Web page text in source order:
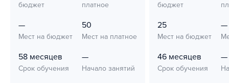
бюджет
платное
—
Мест на бюджет
50
Мест на платное
58 месяцев
Срок обучения
—
Начало занятий
бюджет
25
Мест на бюджет
—
46 месяцев
Срок обучения
—